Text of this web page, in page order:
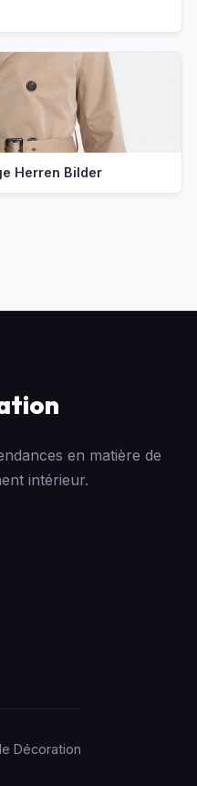
Herren Bilder
en matière de
intérieur.
Décoration